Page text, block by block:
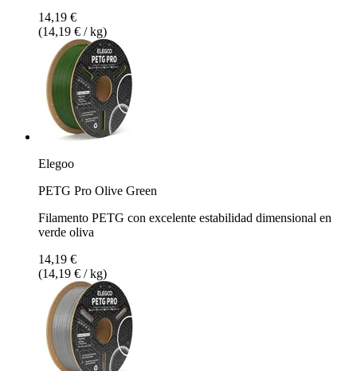
14,19 €
(14,19 € / kg)
Elegoo
PETG Pro Olive Green
Filamento PETG con excelente estabilidad dimensional en
verde oliva
14,19 €
(14,19 € / kg)